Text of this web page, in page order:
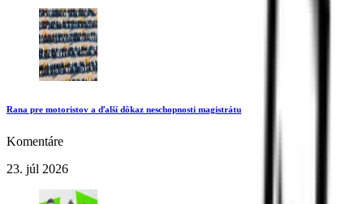
Rana pre motoristov a ďalší dôkaz neschopnosti magistrátu
Komentáre
23. júl 2026